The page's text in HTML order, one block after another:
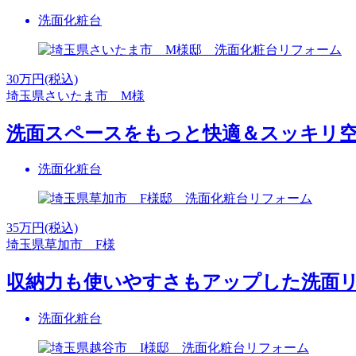
洗面化粧台
30万円(税込)
埼玉県さいたま市 M様
洗面スペースをもっと快適＆スッキリ
洗面化粧台
35万円(税込)
埼玉県草加市 F様
収納力も使いやすさもアップした洗面
洗面化粧台